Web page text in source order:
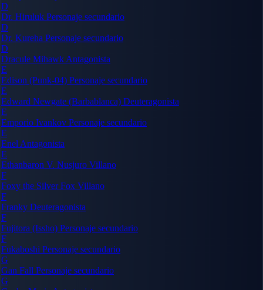
D
Dr. Hiruluk Personaje secundario
D
Dr. Kureha Personaje secundario
D
Dracule Mihawk Antagonista
E
Edison (Punk-04) Personaje secundario
E
Edward Newgate (Barbablanca) Deuteragonista
E
Emporio Ivankov Personaje secundario
E
Enel Antagonista
E
Ethanbaron V. Nusjuro Villano
F
Foxy the Silver Fox Villano
F
Franky Deuteragonista
F
Fujitora (Issho) Personaje secundario
F
Fukaboshi Personaje secundario
G
Gan Fall Personaje secundario
G